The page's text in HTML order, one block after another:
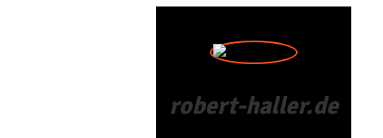
robert-haller.de